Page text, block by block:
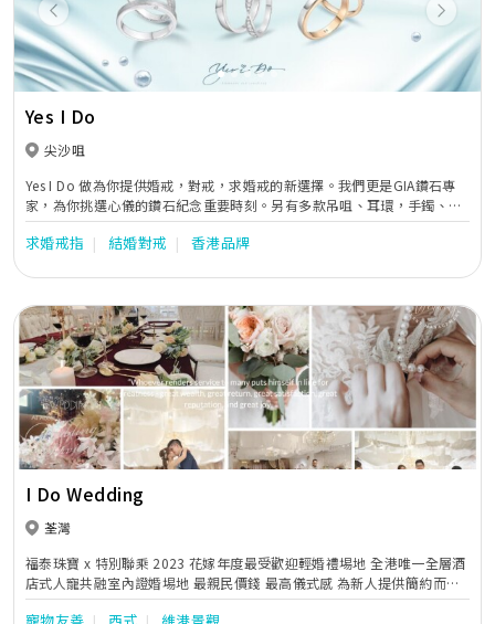
Previous Next
Yes I Do
尖沙咀
Yes I Do 做為你提供婚戒，對戒，求婚戒的新選擇。我們更是GIA鑽石專
家，為你挑選心儀的鑽石紀念重要時刻。另有多款吊咀、耳環，手鐲、手
鏈及頸鏈，種類繁多，歡迎預約𦲷臨鑑賞，免費報價！
求婚戒指 結婚對戒 香港品牌
I Do Wedding
荃灣
福泰珠寶 x 特別聯乘 2023 花嫁年度最受歡迎輕婚禮埸地 全港唯一全層酒
店式人寵共融室內證婚埸地 最親民價錢 最高儀式感 為新人提供簡約而體
面的夢中婚禮 一句我願意 結婚好EASY